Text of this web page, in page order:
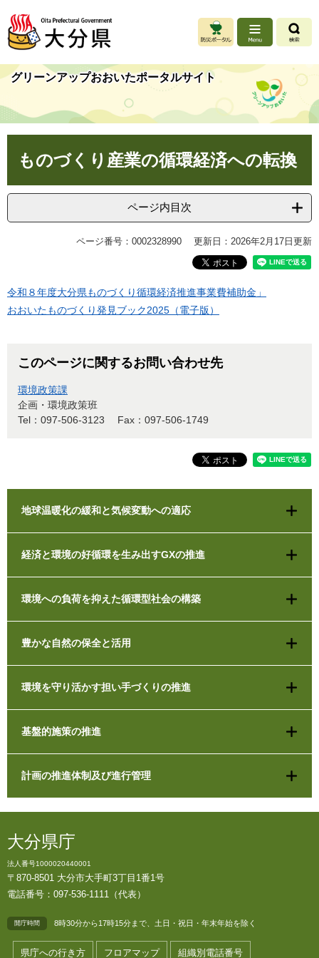
ジ
先
頭
す
。
ュ
を
飛
し
て
グリーンアップおおいたポータルサイト
ものづくり産業の循環経済への転換
ページ内目次
ページ番号：0002328990 更新日：2026年2月17日更新
令和８年度大分県ものづくり循環経済推進事業費補助金」
おおいたものづくり発見ブック2025（電子版）
このページに関するお問い合わせ先
環境政策課
企画・環境政策班
Tel：097-506-3123
Fax：097-506-1749
地球温暖化の緩和と気候変動への適応
経済と環境の好循環を生み出すGXの推進
環境への負荷を抑えた循環型社会の構築
豊かな自然の保全と活用
環境を守り活かす担い手づくりの推進
基盤的施策の推進
計画の推進体制及び進行管理
大分県庁
法人番号1000020440001
〒870-8501 大分市大手町3丁目1番1号
電話番号：097-536-1111（代表）
開庁時間 8時30分から17時15分まで、土日・祝日・年末年始を除く
県庁への行き方 フロアマップ 組織別電話番号